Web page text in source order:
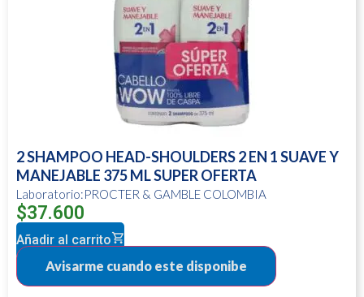
2 SHAMPOO HEAD-SHOULDERS 2 EN 1 SUAVE Y
MANEJABLE 375 ML SUPER OFERTA
Laboratorio:PROCTER & GAMBLE COLOMBIA
$37.600
Añadir al carrito